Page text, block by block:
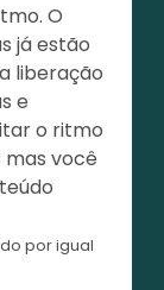
O
já estão
liberação
e
o ritmo
você
por igual